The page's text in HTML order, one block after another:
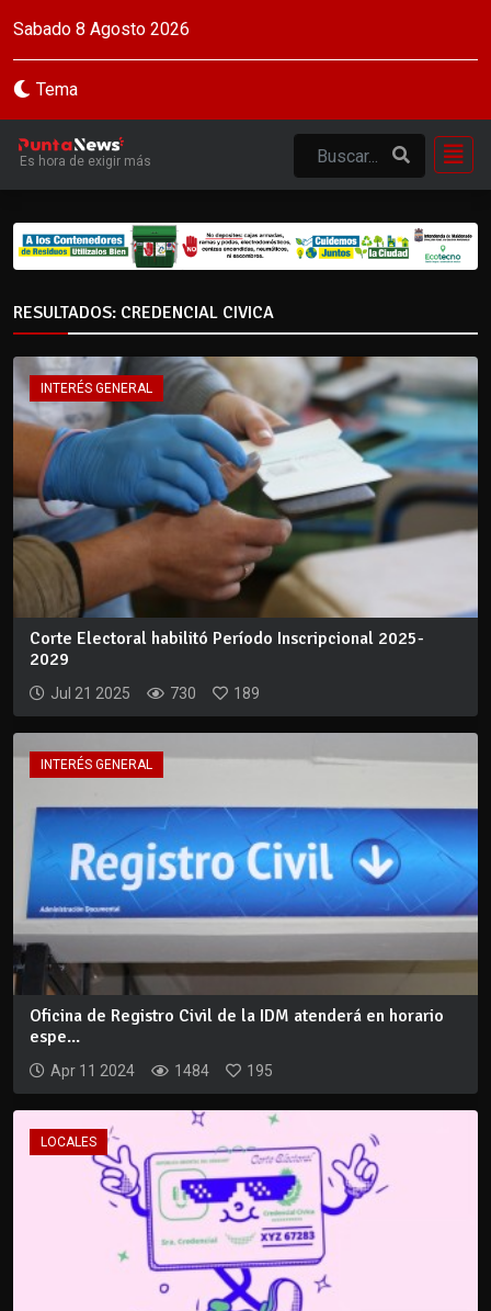
Sabado 8 Agosto 2026
Tema
Es hora de exigir más
RESULTADOS: CREDENCIAL CIVICA
INTERÉS GENERAL
Corte Electoral habilitó Período Inscripcional 2025-
2029
Jul 21 2025 730 189
INTERÉS GENERAL
Oficina de Registro Civil de la IDM atenderá en horario
espe...
Apr 11 2024 1484 195
LOCALES